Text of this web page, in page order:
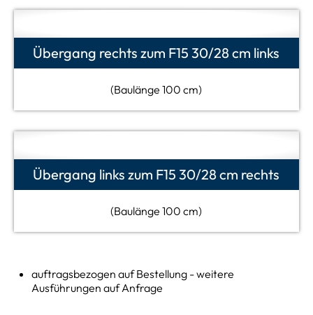
Übergang rechts zum F15 30/28 cm links
(Baulänge 100 cm)
Übergang links zum F15 30/28 cm rechts
(Baulänge 100 cm)
auftragsbezogen auf Bestellung - weitere
Ausführungen auf Anfrage